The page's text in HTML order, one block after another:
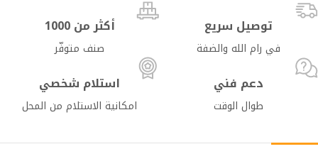
توصيل سريع
في رام الله والضفة
أكثر من 1000
صنف متوفّر
دعم فني
طوال الوقت
استلام شخصي
امكانية الاستلام من المحل